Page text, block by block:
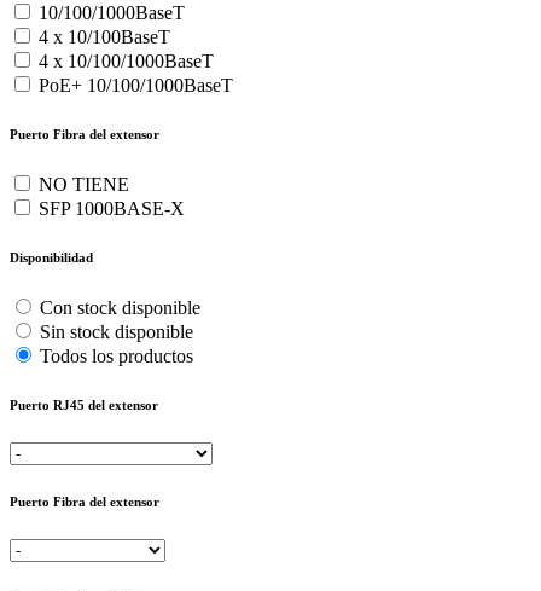
10/100/1000BaseT
4 x 10/100BaseT
4 x 10/100/1000BaseT
PoE+ 10/100/1000BaseT
Puerto Fibra del extensor
NO TIENE
SFP 1000BASE-X
Disponibilidad
Con stock disponible
Sin stock disponible
Todos los productos
Puerto RJ45 del extensor
Puerto Fibra del extensor